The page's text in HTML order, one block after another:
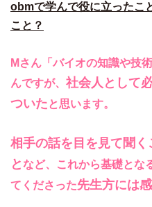
obmで学んで役に立ったこ
こと？
Mさん「バイオの知識や技
んですが、 社会人として
ついたと思います。
相手の話を目を見て聞く
となど、これから基礎とな
てくださった先生方には